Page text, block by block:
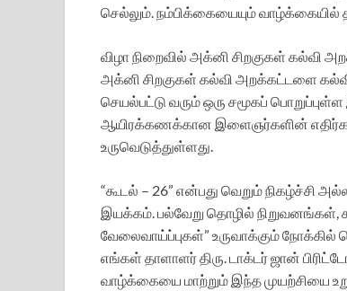
செல்லும். நம்பிக்கையையும் வாழ்க்கையில்
விழா நிறைவில் அக்னி சிறகுகள் கல்வி
அக்னி சிறகுகள் கல்வி அறக்கட்டளை
செயல்பட்டு வரும் ஒரு சமூகப்
ஆயிரக்கணக்கான இளைஞர்களின்
உருவெடுத்துள்ளது.
“கூடல் – 26” என்பது வெறும் நிகழ்ச்சி
இயக்கம். பல்வேறு தொழில்
வேலைவாய்ப்புகள்” உருவாக்கும் நோக்கில்
எங்கள் தாளாளர் திரு. டாக்டர் ஜான்
வாழ்க்கையை மாற்றும் இந்த முயற்சியை